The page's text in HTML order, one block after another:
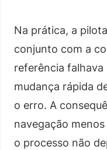
Na prática, a
conjunto com a
referência falhava
mudança rápida
o erro. A
navegação
o processo não